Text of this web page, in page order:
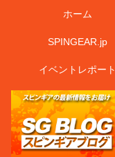
ホーム
SPINGEAR.jp
イベントレポート